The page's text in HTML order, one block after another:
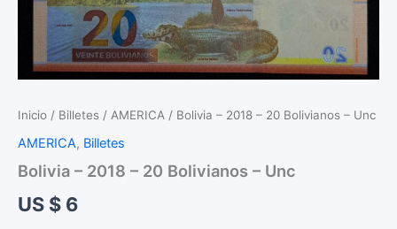
Inicio / Billetes / AMERICA / Bolivia – 2018 – 20 Bolivianos – Unc
AMERICA, Billetes
Bolivia – 2018 – 20 Bolivianos – Unc
US $ 6